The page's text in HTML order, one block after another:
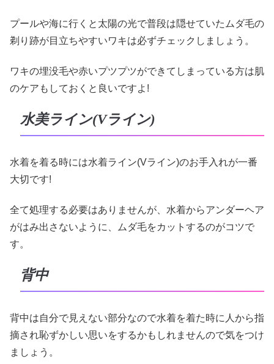
プールや海に行くと太陽の光で普段は隠せていたムダ毛の
剃り跡が目立ちやすいワキは必ずチェックしましょう。
ワキの埋没毛や赤いプツプツができてしまっている方は肌
のケアもしておくと良いですよ!
水美ライン(Vライン)
水着を着る時には水着ライン(Vライン)のお手入れが一番
大切です!
全て処理する必要はありませんが、水着からアンダーヘア
がはみ出さないように、ムダ毛をカットするのがコツで
す。
背中
背中は自分で見えない部分なので水着を着た時に人から指
摘され恥ずかしい思いをするかもしれませんので気をつけ
ましょう。